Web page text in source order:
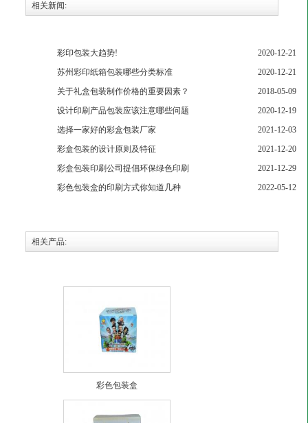
相关新闻:
彩印包装大趋势!
2020-12-21
苏州彩印纸箱包装哪些分类标准
2020-12-21
关于礼盒包装制作价格的重要因素？
2018-05-09
设计印刷产品包装应该注意哪些问题
2020-12-19
选择一家好的彩盒包装厂家
2021-12-03
彩盒包装的设计原则及特征
2021-12-20
彩盒包装印刷公司提倡环保绿色印刷
2021-12-29
​彩色包装盒的印刷方式你知道几种
2022-05-12
相关产品:
彩色包装盒